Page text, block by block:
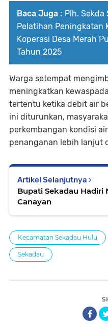
Baca Juga : Plh. Sekda
Pelatihan Peningkatan
Koperasi Desa Merah
Tahun 2025
Warga setempat
meningkatkan
tertentu ketika debit air
ini diturunkan,
perkembangan kondisi
penanganan lebih lanjut
Artikel Selanjutnya
Bupati Sekadau Hadiri
Canayan
Kecamatan Sekadau Hulu
Sekadau